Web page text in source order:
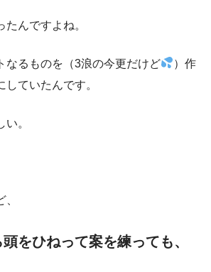
んですよね。
なるものを（3浪の今更だけど
）作
ていたんです。
。
をひねって案を練っても、